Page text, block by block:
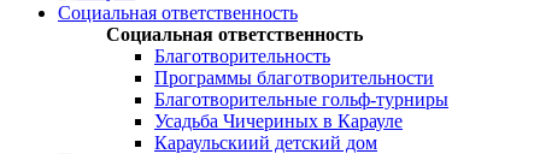
Социальная ответственность
Социальная ответственность
Благотворительность
Программы благотворительности
Благотворительные гольф-турниры
Усадьба Чичериных в Карауле
Караульскиий детский дом